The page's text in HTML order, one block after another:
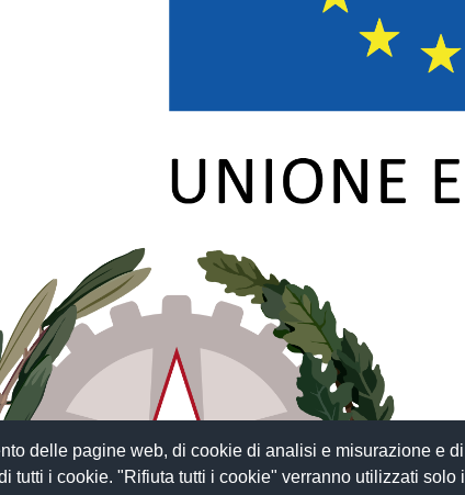
delle pagine web, di cookie di analisi e misurazione e di
tutti i cookie. "Rifiuta tutti i cookie" verranno utilizzati solo i